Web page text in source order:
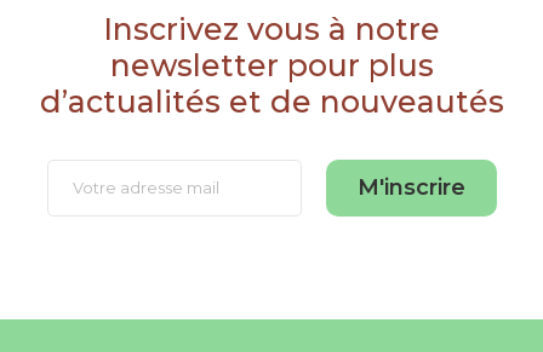
Inscrivez vous à notre
newsletter pour plus
d’actualités et de nouveautés
M'inscrire